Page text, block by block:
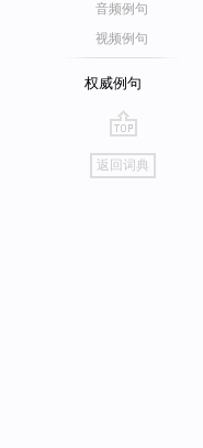
音频例句
视频例句
权威例句
go
top
返回词典